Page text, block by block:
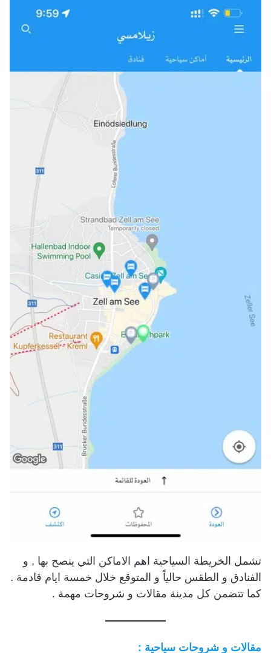
تشمل الخريطة السياحية اهم الاماكن التي ينصح بها , و
الفنادق و الطقس حالياً و المتوقع خلال خمسة ايام قادمة .
كما تتضمن كل مدينة مقالات و شروحات مهمة .
مقالات و شروحات سياحية :